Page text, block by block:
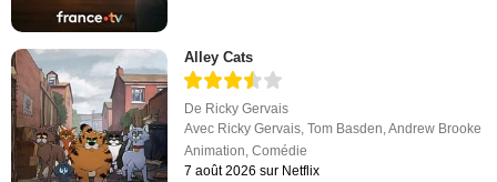
Alley Cats
De Ricky Gervais
Avec Ricky Gervais,Tom Basden,Andrew Brooke
Animation,Comédie
7 août 2026 sur Netflix